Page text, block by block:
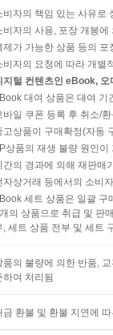
비자의 책임 있는 사유로
비자의 사용, 포장 개봉
제가 가능한 상품 등의
비자의 요청에 따라 개별
지털 컨텐츠인 eBook,
대여 상품은 대여 기
바일 쿠폰 등록 후 취소/
고상품이 구매확정(자동
상품의 재생 불량 원인
간의 경과에 의해 재판매
자상거래 등에서의 소비
세트 상품은 일괄 구
의 상품으로 취급 및 판
, 세트 상품 전부 및 세트
품의 불량에 의한 반품,
하여 처리됨
금 환불 및 환불 지연에